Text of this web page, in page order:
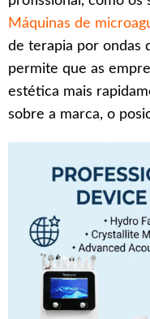
Máquinas de
de terapia por ondas
permite que as
estética mais
sobre a marca, o